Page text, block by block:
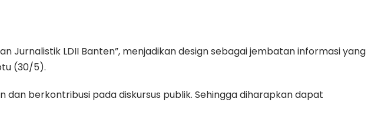
Jurnalistik LDII Banten”, menjadikan design sebagai jembatan informasi yang
(30/5).
berkontribusi pada diskursus publik. Sehingga diharapkan dapat